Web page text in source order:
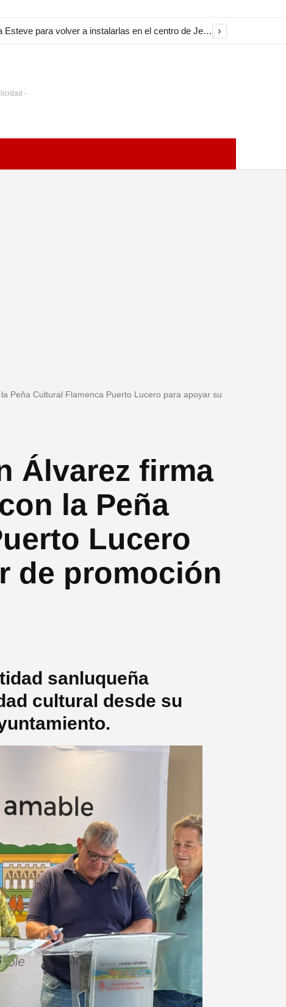
El Ayuntamiento inicia la restauración de las marquesinas de Plaza Esteve para volver a instalarlas en el centro de Jerez ›
-
Peña Cultural Flamenca Puerto Lucero para apoyar su
Álvarez firma
la Peña
Lucero
de promoción
sanluqueña
cultural desde su